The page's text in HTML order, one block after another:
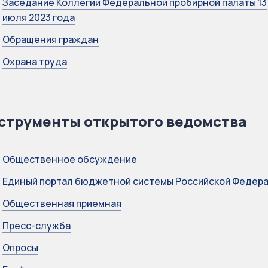
июля 2023 года
Обращения граждан
Охрана труда
открытого ведомства
Общественное обсуждение
Единый портал бюджетной системы Российской
Общественная приемная
Пресс-служба
Опросы